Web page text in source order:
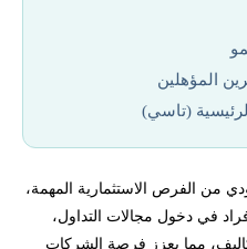
على السوق ككل
المؤهلين
(تاسي)
من الفرص الاستثمارية المهمة،
في دخول مجالات التداول،
مما يعزز فرصة الشركات